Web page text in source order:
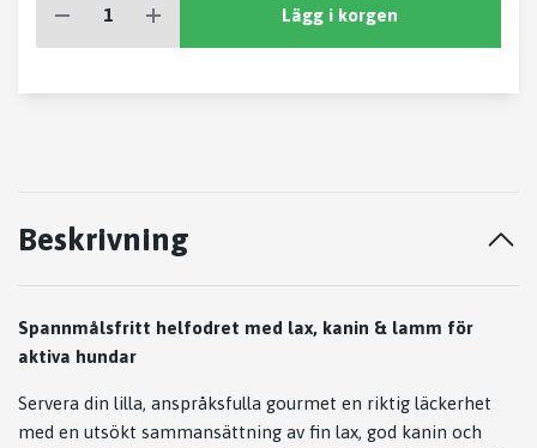
Lägg i korgen
Beskrivning
Spannmålsfritt helfodret med lax, kanin & lamm för
aktiva hundar
Servera din lilla, anspråksfulla gourmet en riktig läckerhet
med en utsökt sammansättning av fin lax, god kanin och